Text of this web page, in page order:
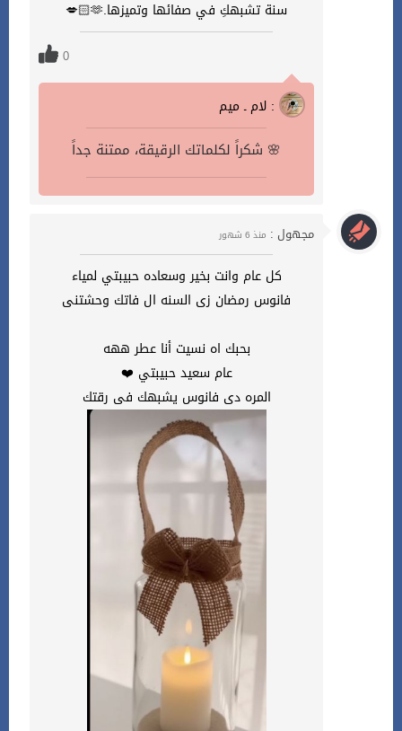
سنة تشبهكِ في صفائها وتميزها.🫶🏻💋
0
لام ـ ميم :
شكراً لكلماتك الرقيقة، ممتنة جداً 🌸
مجهول : منذ 6 شهور
كل عام وانت بخير وسعاده حبيبتي لمياء
فانوس رمضان زى السنه ال فاتك وحشتنى
بحبك اه نسيت أنا عطر ههه
عام سعيد حبيبتي ❤️
المره دى فانوس يشبهك فى رقتك